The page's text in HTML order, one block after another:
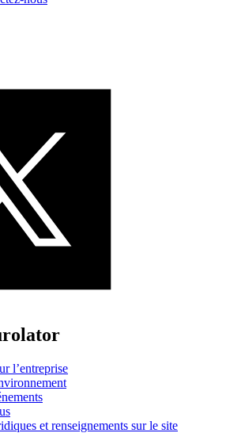
l’entreprise
et renseignements sur le site